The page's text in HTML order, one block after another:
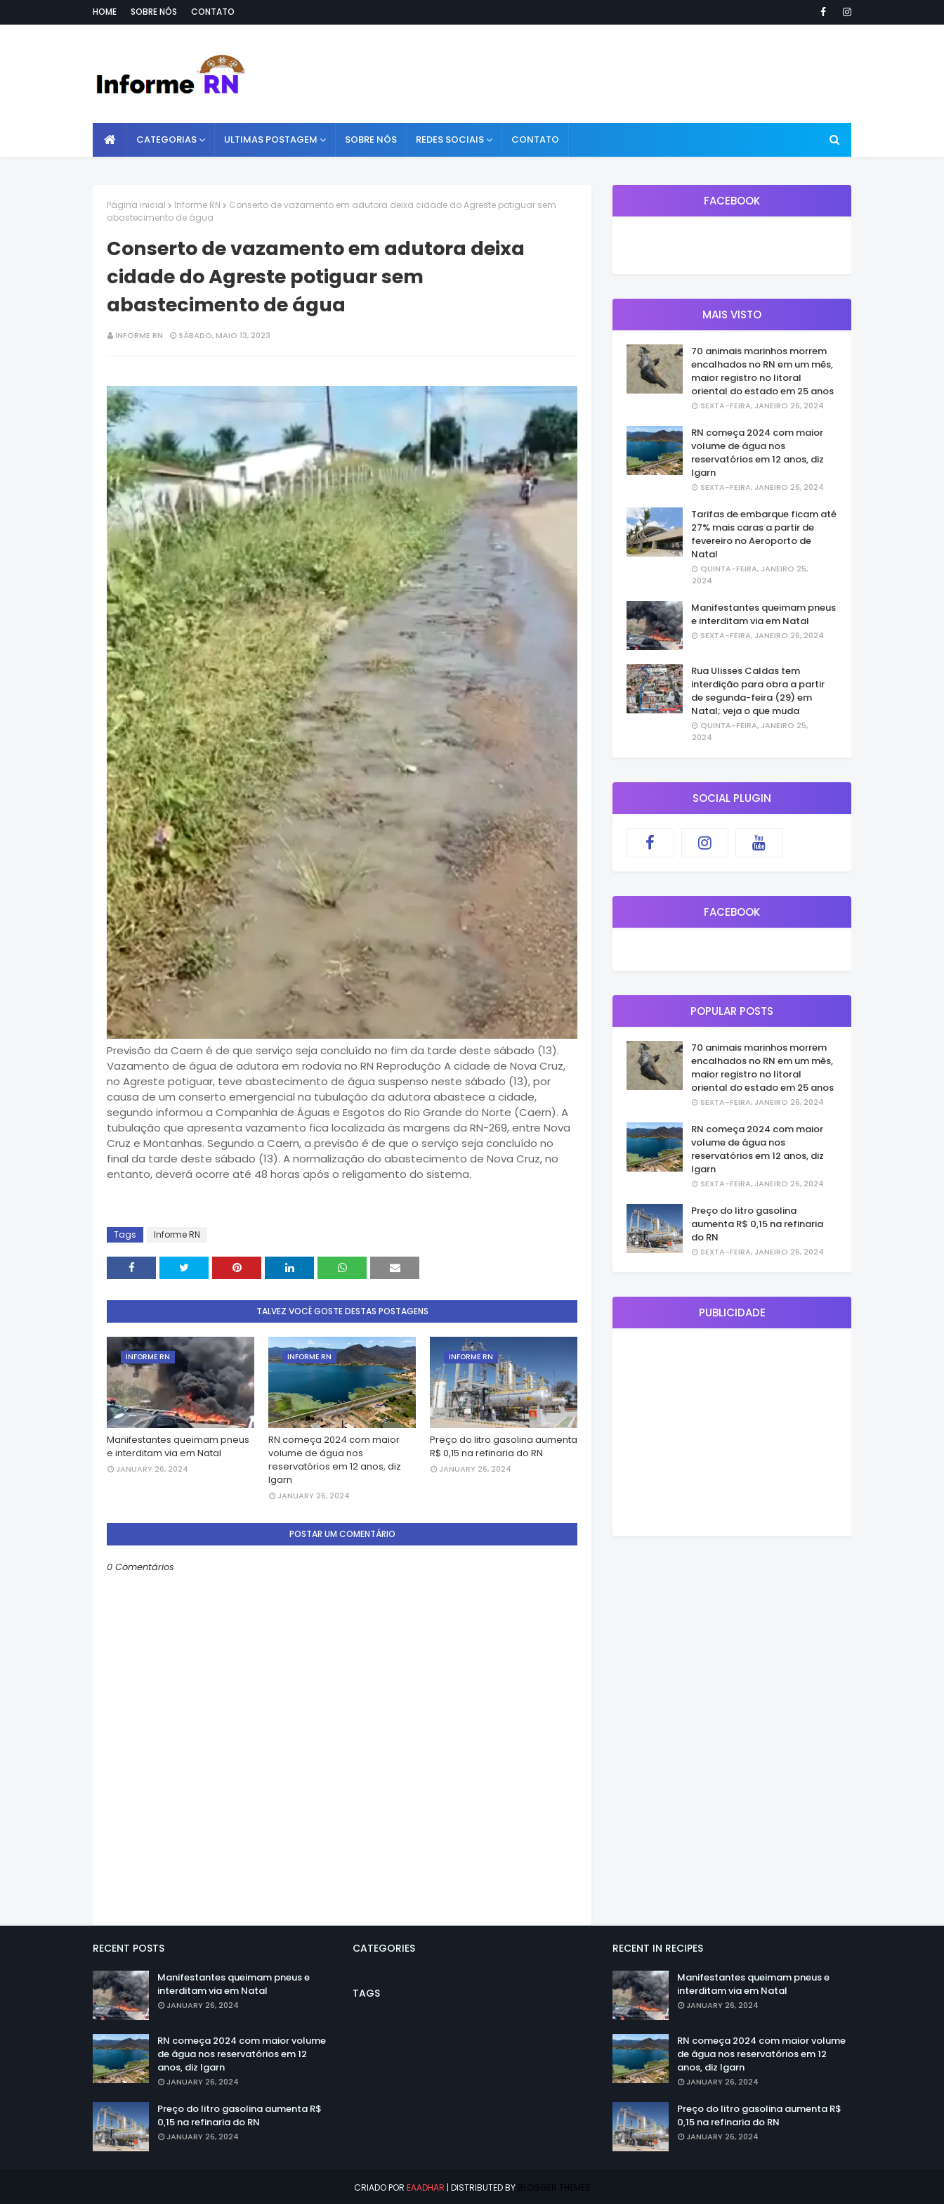
HOME SOBRE NÓS CONTATO
CATEGORIAS ULTIMAS POSTAGEM SOBRE NÓS REDES SOCIAIS CONTATO
Página inicial Informe RN
Conserto de vazamento em adutora deixa cidade do Agreste potiguar sem
abastecimento de água
Conserto de vazamento em adutora deixa
cidade do Agreste potiguar sem
abastecimento de água
INFORME RN SÁBADO, MAIO 13, 2023
Previsão da Caern é de que serviço seja concluído no fim da tarde deste sábado (13).
Vazamento de água de adutora em rodovia no RN Reprodução A cidade de Nova Cruz,
no Agreste potiguar, teve abastecimento de água suspenso neste sábado (13), por
causa de um conserto emergencial na tubulação da adutora abastece a cidade,
segundo informou a Companhia de Águas e Esgotos do Rio Grande do Norte (Caern). A
tubulação que apresenta vazamento fica localizada às margens da RN-269, entre Nova
Cruz e Montanhas. Segundo a Caern, a previsão é de que o serviço seja concluído no
final da tarde deste sábado (13). A normalização do abastecimento de Nova Cruz, no
entanto, deverá ocorre até 48 horas após o religamento do sistema.
Tags Informe RN
TALVEZ VOCÊ GOSTE DESTAS POSTAGENS
INFORME RN
Manifestantes queimam pneus
e interditam via em Natal
JANUARY 26, 2024
INFORME RN
RN começa 2024 com maior
volume de água nos
reservatórios em 12 anos, diz
Igarn
JANUARY 26, 2024
INFORME RN
Preço do litro gasolina aumenta
R$ 0,15 na refinaria do RN
JANUARY 26, 2024
POSTAR UM COMENTÁRIO
0 Comentários
FACEBOOK
MAIS VISTO
70 animais marinhos morrem
encalhados no RN em um mês,
maior registro no litoral
oriental do estado em 25 anos
SEXTA-FEIRA, JANEIRO 26, 2024
RN começa 2024 com maior
volume de água nos
reservatórios em 12 anos, diz
Igarn
SEXTA-FEIRA, JANEIRO 26, 2024
Tarifas de embarque ficam até
27% mais caras a partir de
fevereiro no Aeroporto de
Natal
QUINTA-FEIRA, JANEIRO 25,
2024
Manifestantes queimam pneus
e interditam via em Natal
SEXTA-FEIRA, JANEIRO 26, 2024
Rua Ulisses Caldas tem
interdição para obra a partir
de segunda-feira (29) em
Natal; veja o que muda
QUINTA-FEIRA, JANEIRO 25,
2024
SOCIAL PLUGIN
FACEBOOK
POPULAR POSTS
70 animais marinhos morrem
encalhados no RN em um mês,
maior registro no litoral
oriental do estado em 25 anos
SEXTA-FEIRA, JANEIRO 26, 2024
RN começa 2024 com maior
volume de água nos
reservatórios em 12 anos, diz
Igarn
SEXTA-FEIRA, JANEIRO 26, 2024
Preço do litro gasolina
aumenta R$ 0,15 na refinaria
do RN
SEXTA-FEIRA, JANEIRO 26, 2024
PUBLICIDADE
RECENT POSTS
Manifestantes queimam pneus e
interditam via em Natal
JANUARY 26, 2024
RN começa 2024 com maior volume
de água nos reservatórios em 12
anos, diz Igarn
JANUARY 26, 2024
Preço do litro gasolina aumenta R$
0,15 na refinaria do RN
JANUARY 26, 2024
CATEGORIES
TAGS
RECENT IN RECIPES
Manifestantes queimam pneus e
interditam via em Natal
JANUARY 26, 2024
RN começa 2024 com maior volume
de água nos reservatórios em 12
anos, diz Igarn
JANUARY 26, 2024
Preço do litro gasolina aumenta R$
0,15 na refinaria do RN
JANUARY 26, 2024
CRIADO POR EAADHAR | DISTRIBUTED BY BLOGGER THEMES